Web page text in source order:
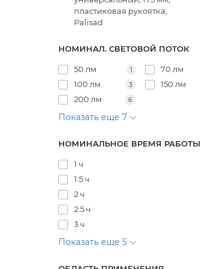
пластиковая рукоятка,
Palisad
НОМИНАЛ. СВЕТОВОЙ ПОТОК
50 лм 1 70 лм
100 лм 3 150 лм
200 лм 6
Показать еще 7
НОМИНАЛЬНОЕ ВРЕМЯ РАБОТЫ
1 ч
1.5 ч
2 ч
2.5 ч
3 ч
Показать еще 5